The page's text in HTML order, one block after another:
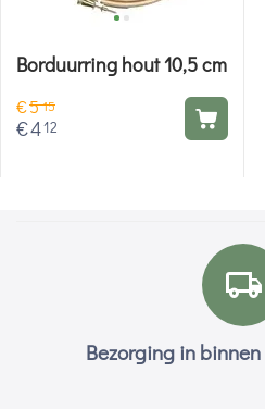
Borduurring hout 10,5 cm
€515
€412
Bezorging in